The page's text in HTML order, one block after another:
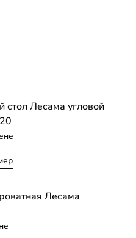
стол Лесама угловой
Лесама